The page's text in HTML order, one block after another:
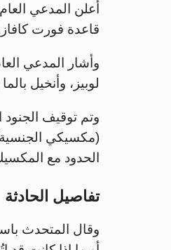
قاعدة فورت
وأشار المدعي
لوبيز، وأنخيل بالما (20 عامًا)، وإنريكي جاوريجى (25
وتم توقيف الجنود
الحدود مع
تفاصيل الحادثة
وقال المتحدث